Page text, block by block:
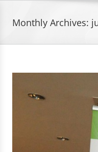
Monthly Archives: